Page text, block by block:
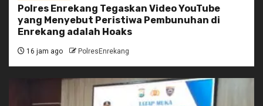
Polres Enrekang Tegaskan Video YouTube
yang Menyebut Peristiwa Pembunuhan di
Enrekang adalah Hoaks
16 jam ago PolresEnrekang